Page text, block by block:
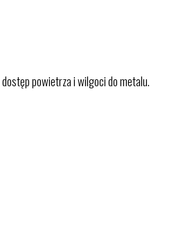
powietrza i wilgoci do metalu.